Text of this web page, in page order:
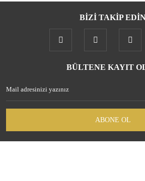
Gönder
BİZİ TAKİP
BÜLTENE KAYIT
ABONE OL